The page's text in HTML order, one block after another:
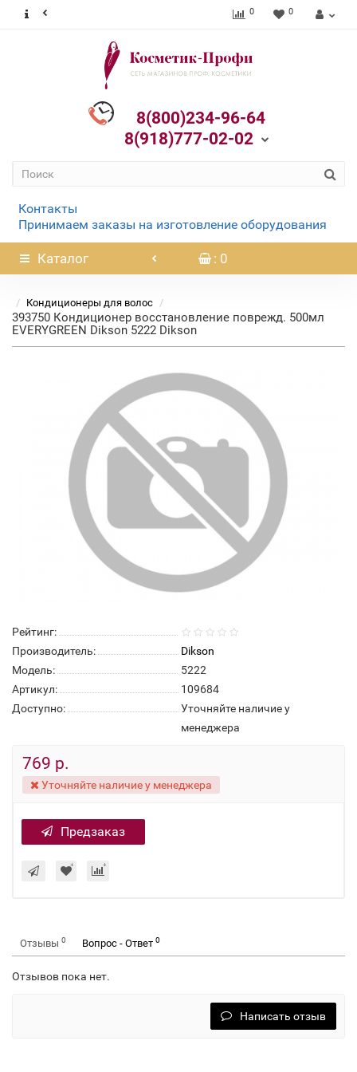
0 0
8(800)234-96-64
8(918)777-02-02
Контакты
Принимаем заказы на изготовление оборудования
Каталог : 0
Кондиционеры для волос
393750 Кондиционер восстановление поврежд. 500мл
EVERYGREEN Dikson 5222 Dikson
Рейтинг:
Производитель:
Dikson
Модель:
5222
Артикул:
109684
Доступно:
Уточняйте наличие у
менеджера
769 р.
Уточняйте наличие у менеджера
Предзаказ
Отзывы 0 Вопрос - Ответ 0
Отзывов пока нет.
Написать отзыв